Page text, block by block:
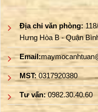
Địa chỉ văn phòng:
Hưng Hòa B - Quận
Email:
MST:0317920380
Tư vấn:0982.30.40.60